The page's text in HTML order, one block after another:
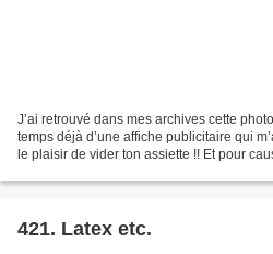
J’ai retrouvé dans mes archives cette
temps déjà d’une affiche publicitaire qui
le plaisir de vider ton assiette !! Et pour
421. Latex etc.